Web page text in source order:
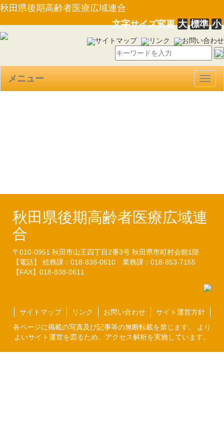
秋田県後期高齢者医療広域連合
文字サイズ変更大 標準 小
サイトマップ リンク お問い合わせ
メニュー
秋田県後期高齢者医療広域連
合
〒010-0951 秋田市山王四丁目2番3号 秋田県市町村会館1階
【電話】 総務課：018-838-0610 業務課：018-853-7155
【FAX】018-838-0611
サイトマップ リンク お問い合わせ
サイト運営方針
各ページに掲載の写真及び記事等の無断転載を禁じます。 より
よいサイト運営を図るため、アクセス解析を実施しています。